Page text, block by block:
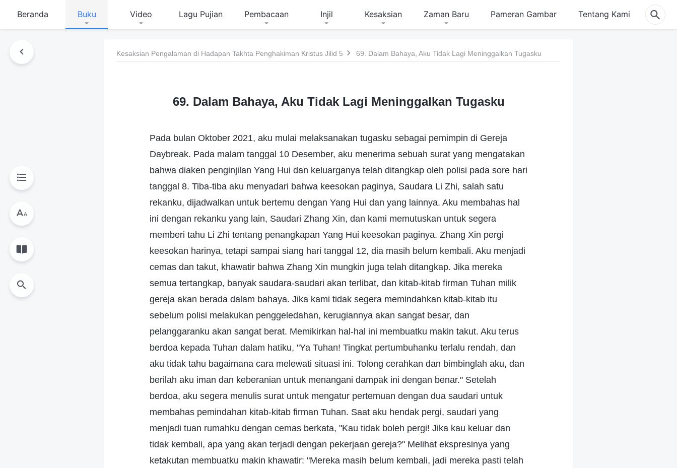
Beranda Buku Video Lagu Pujian Pembacaan Injil Kesaksian Zaman Baru Pameran Gambar Tentang Kami
Kesaksian Pengalaman di Hadapan Takhta Penghakiman Kristus Jilid 5 69. Dalam Bahaya, Aku Tidak Lagi Meninggalkan Tugasku
69. Dalam Bahaya, Aku Tidak Lagi Meninggalkan Tugasku
Pada bulan Oktober 2021, aku mulai melaksanakan tugasku sebagai pemimpin di Gereja
Daybreak. Pada malam tanggal 10 Desember, aku menerima sebuah surat yang mengatakan
bahwa diaken penginjilan Yang Hui dan keluarganya telah ditangkap oleh polisi pada sore hari
tanggal 8. Tiba-tiba aku menyadari bahwa keesokan paginya, Saudara Li Zhi, salah satu
rekanku, dijadwalkan untuk bertemu dengan Yang Hui dan yang lainnya. Aku membahas hal
ini dengan rekanku yang lain, Saudari Zhang Xin, dan kami memutuskan untuk segera
memberi tahu Li Zhi tentang penangkapan Yang Hui keesokan paginya. Zhang Xin pergi
keesokan harinya, tetapi sampai siang hari tanggal 12, dia masih belum kembali. Aku menjadi
cemas dan takut, khawatir bahwa Zhang Xin mungkin juga telah ditangkap. Jika mereka
semua tertangkap, banyak saudara-saudari akan terlibat, dan kitab-kitab firman Tuhan milik
gereja akan berada dalam bahaya. Jika kami tidak segera memindahkan kitab-kitab itu
sebelum polisi melakukan penggeledahan, kerugiannya akan sangat besar, dan
pelanggaranku akan sangat berat. Memikirkan hal-hal ini membuatku makin takut. Aku terus
berdoa kepada Tuhan dalam hatiku, "Ya Tuhan! Tingkat pertumbuhanku terlalu rendah, dan
aku tidak tahu bagaimana cara melewati situasi ini. Tolong cerahkan dan bimbinglah aku, dan
berilah aku iman dan keberanian untuk menangani dampak ini dengan benar." Setelah
berdoa, aku segera menulis surat untuk mengatur pertemuan dengan dua saudari untuk
membahas pemindahan kitab-kitab firman Tuhan. Saat aku hendak pergi, saudari yang
menjadi tuan rumahku dengan cemas berkata, "Kau tidak boleh pergi! Jika kau keluar dan
tidak kembali, apa yang akan terjadi dengan pekerjaan gereja?" Melihat ekspresinya yang
ketakutan membuatku makin khawatir: "Mereka masih belum kembali, jadi mereka pasti telah